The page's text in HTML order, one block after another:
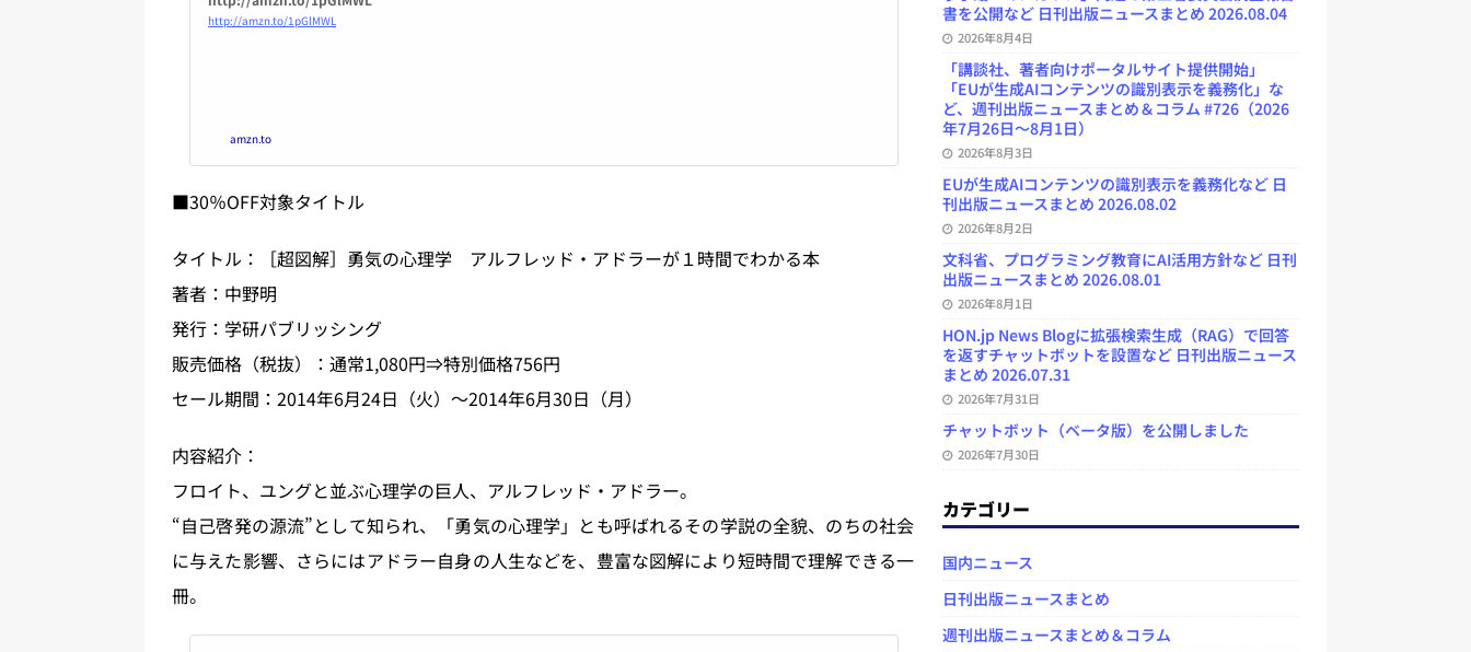
http://amzn.to/1pGlMWL
amzn.to
■30％OFF対象タイトル
タイトル：［超図解］勇気の心理学 アルフレッド・アドラーが１時間でわかる本
著者：中野明
発行：学研パブリッシング
販売価格（税抜）：通常1,080円⇒特別価格756円
セール期間：2014年6月24日（火）〜2014年6月30日（月）
内容紹介：
フロイト、ユングと並ぶ心理学の巨人、アルフレッド・アドラー。
“自己啓発の源流”として知られ、「勇気の心理学」とも呼ばれるその学説の全貌、のちの社会
に与えた影響、さらにはアドラー自身の人生などを、豊富な図解により短時間で理解できる一
冊。
書を公開など 日刊出版ニュースまとめ 2026.08.04
2026年8月4日
「講談社、著者向けポータルサイト提供開始」
「EUが生成AIコンテンツの識別表示を義務化」な
ど、週刊出版ニュースまとめ＆コラム #726（2026
年7月26日～8月1日）
2026年8月3日
EUが生成AIコンテンツの識別表示を義務化など 日
刊出版ニュースまとめ 2026.08.02
2026年8月2日
文科省、プログラミング教育にAI活用方針など 日刊
出版ニュースまとめ 2026.08.01
2026年8月1日
HON.jp News Blogに拡張検索生成（RAG）で回答
を返すチャットボットを設置など 日刊出版ニュース
まとめ 2026.07.31
2026年7月31日
チャットボット（ベータ版）を公開しました
2026年7月30日
カテゴリー
国内ニュース
日刊出版ニュースまとめ
週刊出版ニュースまとめ＆コラム